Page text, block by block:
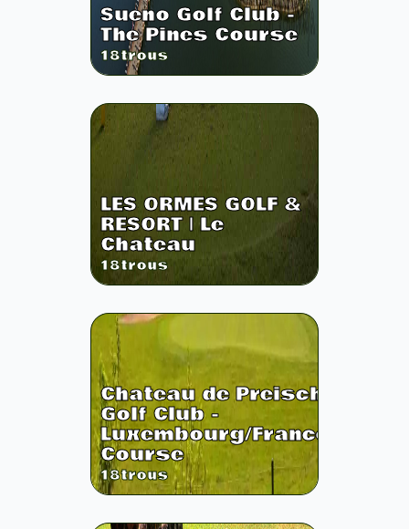
Sueno Golf Club -
The Pines Course
18trous
LES ORMES GOLF &
RESORT | Le
Chateau
18trous
Chateau de Preisch
Golf Club -
Luxembourg/France
Course
18trous